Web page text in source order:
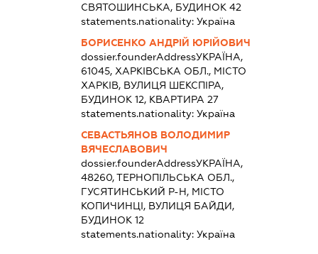
СВЯТОШИНСЬКА, БУДИНОК 42
statements.nationality: Україна
БОРИСЕНКО АНДРІЙ ЮРІЙОВИЧ
dossier.founderAddressУКРАЇНА,
61045, ХАРКІВСЬКА ОБЛ., МІСТО
ХАРКІВ, ВУЛИЦЯ ШЕКСПІРА,
БУДИНОК 12, КВАРТИРА 27
statements.nationality: Україна
СЕВАСТЬЯНОВ ВОЛОДИМИР
ВЯЧЕСЛАВОВИЧ
dossier.founderAddressУКРАЇНА,
48260, ТЕРНОПІЛЬСЬКА ОБЛ.,
ГУСЯТИНСЬКИЙ Р-Н, МІСТО
КОПИЧИНЦІ, ВУЛИЦЯ БАЙДИ,
БУДИНОК 12
statements.nationality: Україна